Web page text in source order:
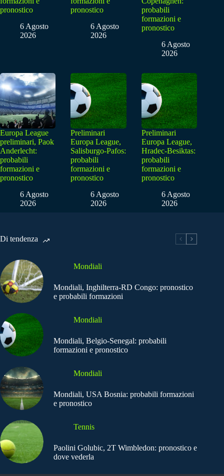
pronostico
6 Agosto
2026
pronostico
6 Agosto
2026
probabili
formazioni e
pronostico
6 Agosto
2026
Europa League
preliminari, Paok
Anderlecht:
probabili
formazioni e
pronostico
6 Agosto
2026
Preliminari
Europa League,
Salisburgo-Pafos:
probabili
formazioni e
pronostico
6 Agosto
2026
Preliminari
Europa League,
Hradec-Besiktas:
probabili
formazioni e
pronostico
6 Agosto
2026
Di tendenza
Mondiali
Mondiali, Inghilterra-RD Congo: pronostico
e probabili formazioni
Mondiali
Mondiali, Belgio-Senegal: probabili
formazioni e pronostico
Mondiali
Mondiali, USA Bosnia: probabili formazioni
e pronostico
Tennis
Paolini Golubic, 2T Wimbledon: pronostico e
dove vederla